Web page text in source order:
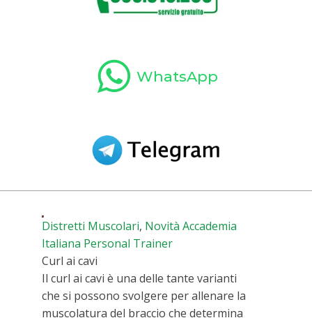
WhatsApp
Distretti Muscolari, Novità Accademia
Italiana Personal Trainer
Curl ai cavi
Il curl ai cavi è una delle tante varianti
che si possono svolgere per allenare la
muscolatura del braccio che determina